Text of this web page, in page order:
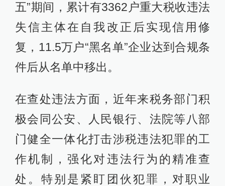
五”期间，累计有3362户重大税收违法
失信主体在自我改正后实现信用修
复，11.5万户“黑名单”企业达到合规条
件后从名单中移出。
在查处违法方面，近年来税务部门积
极会同公安、人民银行、法院等八部
门健全一体化打击涉税违法犯罪的工
作机制，强化对违法行为的精准查
处。特别是紧盯团伙犯罪，对职业